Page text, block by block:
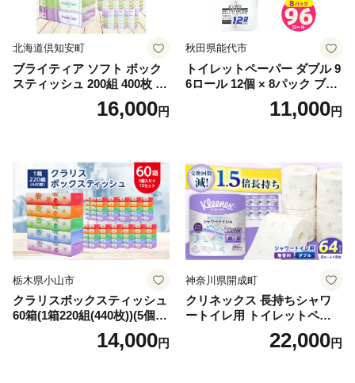
北海道倶知安町
ブライティア ソフト ボック
スティッシュ 200組 400枚 60
箱 日本製 まとめ買い ティッ
シュ リサイクル 長持 防災 常
倶知安町 日用品
16,000円
秋田県能代市
トイレットペーパー ダブル 9
6ロール 12個 × 8パック ブラ
ンカ 再生紙 100％ 芯あり 日
用品 消耗品 無香料 生活用品
11,000円
栃木県小山市
クラリスボックスティッシュ
60箱(1箱220組(440枚))(5個入
り×12セット)【1256759】
14,000円
神奈川県開成町
クリネックス 長持ちシャワ
ートイレ用 トイレットペー
パー（ダブル）64ロール(8ロ
ール×8パック) 開成町 トイレ
22,000円